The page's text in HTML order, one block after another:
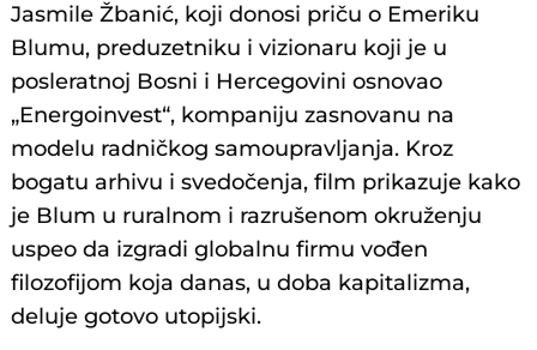
Jasmile Žbanić, koji donosi priču o Emeriku
Blumu, preduzetniku i vizionaru koji je u
posleratnoj Bosni i Hercegovini osnovao
„Energoinvest“, kompaniju zasnovanu na
modelu radničkog samoupravljanja. Kroz
bogatu arhivu i svedočenja, film prikazuje kako
je Blum u ruralnom i razrušenom okruženju
uspeo da izgradi globalnu firmu vođen
filozofijom koja danas, u doba kapitalizma,
deluje gotovo utopijski.